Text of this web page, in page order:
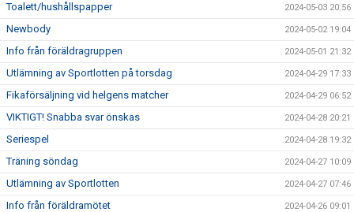
Toalett/hushållspapper 2024-05-03 20:56
Newbody 2024-05-02 19:04
Info från föräldragruppen 2024-05-01 21:32
Utlämning av Sportlotten på torsdag 2024-04-29 17:33
Fikaförsäljning vid helgens matcher 2024-04-29 06:52
VIKTIGT! Snabba svar önskas 2024-04-28 20:21
Seriespel 2024-04-28 19:32
Träning söndag 2024-04-27 10:09
Utlämning av Sportlotten 2024-04-27 07:46
Info från föräldramötet 2024-04-26 09:01